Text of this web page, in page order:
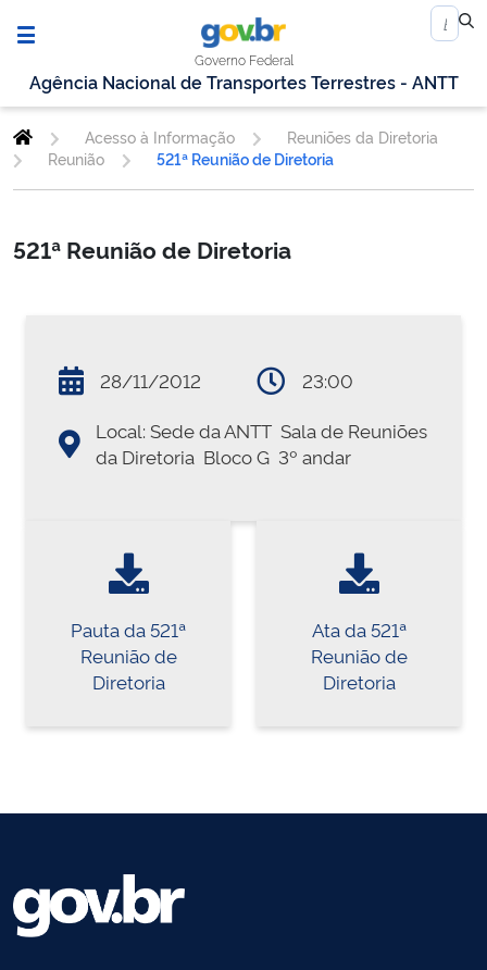
Governo Federal
Agência Nacional de Transportes Terrestres - ANTT
Acesso à Informação
Reuniões da Diretoria
Reunião
521ª Reunião de Diretoria
521ª Reunião de Diretoria
28/11/2012
23:00
Local: Sede da ANTT  Sala de Reuniões
da Diretoria  Bloco G  3º andar
Pauta da 521ª
Reunião de
Diretoria
Ata da 521ª
Reunião de
Diretoria